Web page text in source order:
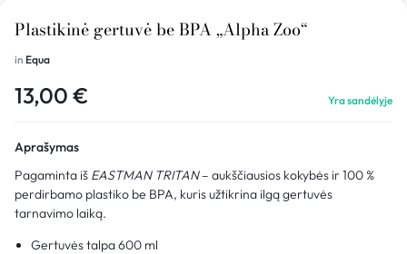
Plastikinė gertuvė be BPA „Alpha Zoo“
in Equa
13,00 € Yra sandėlyje
Aprašymas
Pagaminta iš EASTMAN TRITAN– aukščiausios kokybės ir 100 %
perdirbamo plastiko be BPA, kuris užtikrina ilgą gertuvės
tarnavimo laiką.
Gertuvės talpa 600 ml